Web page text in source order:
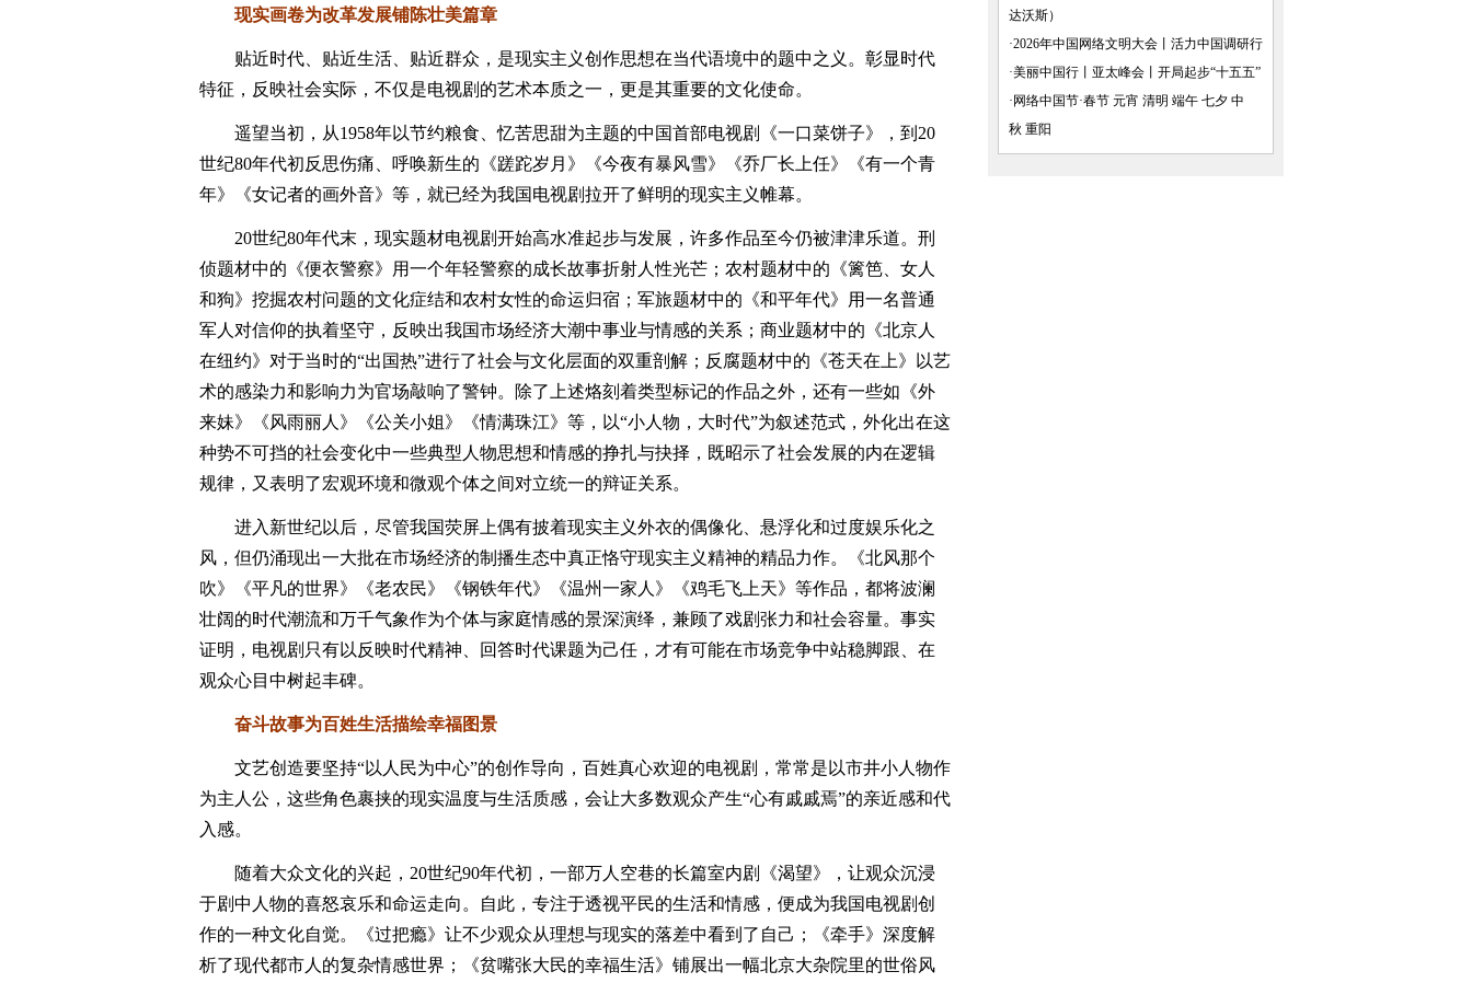
现实画卷为改革发展铺陈壮美篇章
贴近时代、贴近生活、贴近群众，是现实主义创作思想在当代语境中的题中之义。彰显时代
特征，反映社会实际，不仅是电视剧的艺术本质之一，更是其重要的文化使命。
遥望当初，从1958年以节约粮食、忆苦思甜为主题的中国首部电视剧《一口菜饼子》，到20
世纪80年代初反思伤痛、呼唤新生的《蹉跎岁月》《今夜有暴风雪》《乔厂长上任》《有一个青
年》《女记者的画外音》等，就已经为我国电视剧拉开了鲜明的现实主义帷幕。
20世纪80年代末，现实题材电视剧开始高水准起步与发展，许多作品至今仍被津津乐道。刑
侦题材中的《便衣警察》用一个年轻警察的成长故事折射人性光芒；农村题材中的《篱笆、女人
和狗》挖掘农村问题的文化症结和农村女性的命运归宿；军旅题材中的《和平年代》用一名普通
军人对信仰的执着坚守，反映出我国市场经济大潮中事业与情感的关系；商业题材中的《北京人
在纽约》对于当时的“出国热”进行了社会与文化层面的双重剖解；反腐题材中的《苍天在上》以艺
术的感染力和影响力为官场敲响了警钟。除了上述烙刻着类型标记的作品之外，还有一些如《外
来妹》《风雨丽人》《公关小姐》《情满珠江》等，以“小人物，大时代”为叙述范式，外化出在这
种势不可挡的社会变化中一些典型人物思想和情感的挣扎与抉择，既昭示了社会发展的内在逻辑
规律，又表明了宏观环境和微观个体之间对立统一的辩证关系。
进入新世纪以后，尽管我国荧屏上偶有披着现实主义外衣的偶像化、悬浮化和过度娱乐化之
风，但仍涌现出一大批在市场经济的制播生态中真正恪守现实主义精神的精品力作。《北风那个
吹》《平凡的世界》《老农民》《钢铁年代》《温州一家人》《鸡毛飞上天》等作品，都将波澜
壮阔的时代潮流和万千气象作为个体与家庭情感的景深演绎，兼顾了戏剧张力和社会容量。事实
证明，电视剧只有以反映时代精神、回答时代课题为己任，才有可能在市场竞争中站稳脚跟、在
观众心目中树起丰碑。
奋斗故事为百姓生活描绘幸福图景
文艺创造要坚持“以人民为中心”的创作导向，百姓真心欢迎的电视剧，常常是以市井小人物作
为主人公，这些角色裹挟的现实温度与生活质感，会让大多数观众产生“心有戚戚焉”的亲近感和代
入感。
随着大众文化的兴起，20世纪90年代初，一部万人空巷的长篇室内剧《渴望》，让观众沉浸
于剧中人物的喜怒哀乐和命运走向。自此，专注于透视平民的生活和情感，便成为我国电视剧创
作的一种文化自觉。《过把瘾》让不少观众从理想与现实的落差中看到了自己；《牵手》深度解
析了现代都市人的复杂情感世界；《贫嘴张大民的幸福生活》铺展出一幅北京大杂院里的世俗风
达沃斯）
·2026年中国网络文明大会
活力中国调研行
·美丽中国行 亚太峰会
开局起步“十五五”
· 网络中国节·春节 元宵 清明 端午 七夕 中
秋 重阳